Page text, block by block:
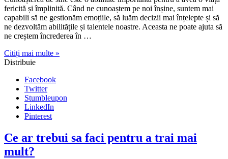
fericită și împlinită. Când ne cunoaștem pe noi înșine, suntem mai
capabili să ne gestionăm emoțiile, să luăm decizii mai înțelepte și să
ne dezvoltăm abilitățile și talentele noastre. Aceasta ne poate ajuta să
ne creștem încrederea în …
Citiți mai multe »
Distribuie
Facebook
Twitter
Stumbleupon
LinkedIn
Pinterest
Ce ar trebui sa faci pentru a trai mai
mult?